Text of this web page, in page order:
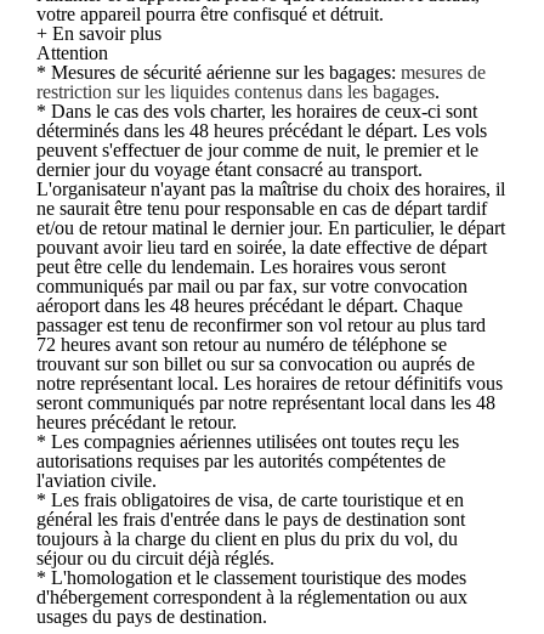
votre appareil pourra être confisqué et détruit.
+ En savoir plus
Attention
* Mesures de sécurité aérienne sur les bagages: mesures de
restriction sur les liquides contenus dans les bagages.
* Dans le cas des vols charter, les horaires de ceux-ci sont
déterminés dans les 48 heures précédant le départ. Les vols
peuvent s'effectuer de jour comme de nuit, le premier et le
dernier jour du voyage étant consacré au transport.
L'organisateur n'ayant pas la maîtrise du choix des horaires, il
ne saurait être tenu pour responsable en cas de départ tardif
et/ou de retour matinal le dernier jour. En particulier, le départ
pouvant avoir lieu tard en soirée, la date effective de départ
peut être celle du lendemain. Les horaires vous seront
communiqués par mail ou par fax, sur votre convocation
aéroport dans les 48 heures précédant le départ. Chaque
passager est tenu de reconfirmer son vol retour au plus tard
72 heures avant son retour au numéro de téléphone se
trouvant sur son billet ou sur sa convocation ou auprés de
notre représentant local. Les horaires de retour définitifs vous
seront communiqués par notre représentant local dans les 48
heures précédant le retour.
* Les compagnies aériennes utilisées ont toutes reçu les
autorisations requises par les autorités compétentes de
l'aviation civile.
* Les frais obligatoires de visa, de carte touristique et en
général les frais d'entrée dans le pays de destination sont
toujours à la charge du client en plus du prix du vol, du
séjour ou du circuit déjà réglés.
* L'homologation et le classement touristique des modes
d'hébergement correspondent à la réglementation ou aux
usages du pays de destination.